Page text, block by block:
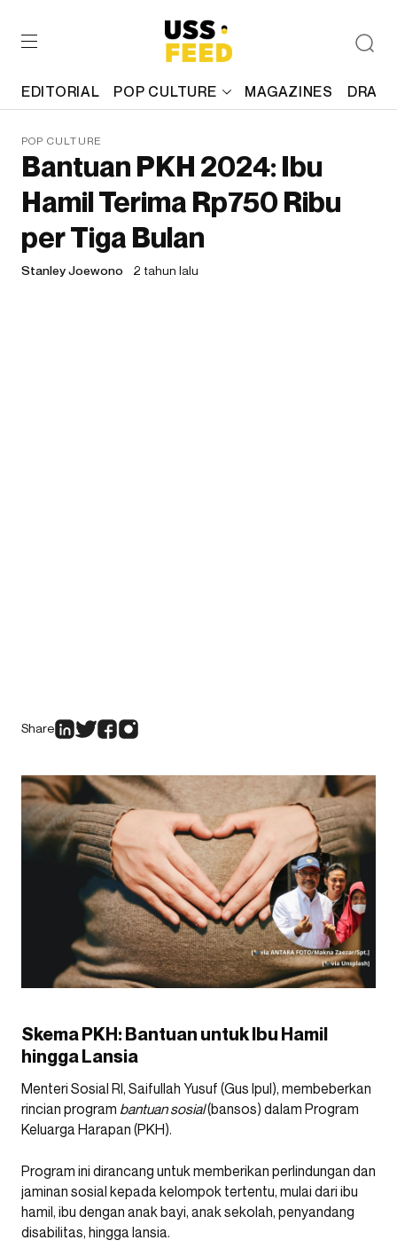
EDITORIAL POP CULTURE MAGAZINES
POP CULTURE
Bantuan PKH 2024: Ibu
Hamil Terima Rp750 Ribu
per Tiga Bulan
Stanley Joewono 2 tahun lalu
Share
Skema PKH: Bantuan untuk Ibu Hamil
hingga Lansia
Menteri Sosial RI, Saifullah Yusuf (Gus Ipul), membeberkan
rincian program bantuan sosial(bansos) dalam Program
Keluarga Harapan (PKH).
Program ini dirancang untuk memberikan perlindungan dan
jaminan sosial kepada kelompok tertentu, mulai dari ibu
hamil, ibu dengan anak bayi, anak sekolah, penyandang
disabilitas, hingga lansia.